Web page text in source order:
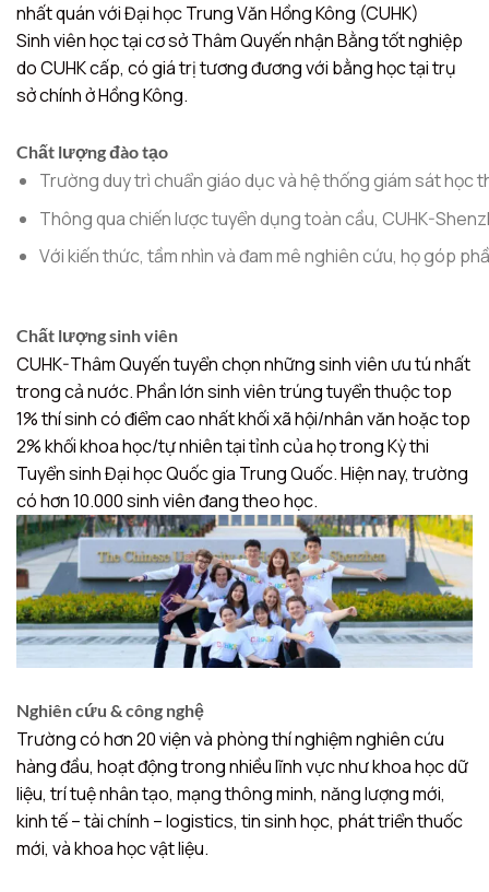
nhất quán với Đại học Trung Văn Hồng Kông (CUHK)
Sinh viên học tại cơ sở Thâm Quyến nhận Bằng tốt nghiệp
do CUHK cấp, có giá trị tương đương với bằng học tại trụ
sở chính ở Hồng Kông.
Chất lượng đào tạo
Trường duy trì chuẩn giáo dục và hệ thống giám sát học
Thông qua chiến lược tuyển dụng toàn cầu, CUHK-
Với kiến thức, tầm nhìn và đam mê nghiên cứu, họ góp
Chất lượng sinh viên
CUHK-Thâm Quyến tuyển chọn những sinh viên ưu tú nhất
trong cả nước. Phần lớn sinh viên trúng tuyển thuộc top
1% thí sinh có điểm cao nhất khối xã hội/nhân văn hoặc top
2% khối khoa học/tự nhiên tại tỉnh của họ trong Kỳ thi
Tuyển sinh Đại học Quốc gia Trung Quốc. Hiện nay, trường
có hơn 10.000 sinh viên đang theo học.
Nghiên cứu & công nghệ
Trường có hơn 20 viện và phòng thí nghiệm nghiên cứu
hàng đầu, hoạt động trong nhiều lĩnh vực như khoa học dữ
liệu, trí tuệ nhân tạo, mạng thông minh, năng lượng mới,
kinh tế – tài chính – logistics, tin sinh học, phát triển thuốc
mới, và khoa học vật liệu.